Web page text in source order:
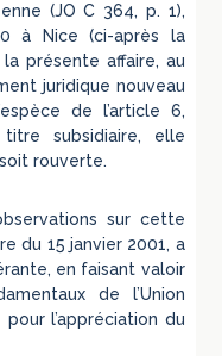
(JO C 364, p. 1),
à Nice (ci-après la
présente affaire, au
juridique nouveau
de l’article 6,
subsidiaire, elle
rouverte.
sur cette
du 15 janvier 2001, a
en faisant valoir
de l’Union
pour l’appréciation du